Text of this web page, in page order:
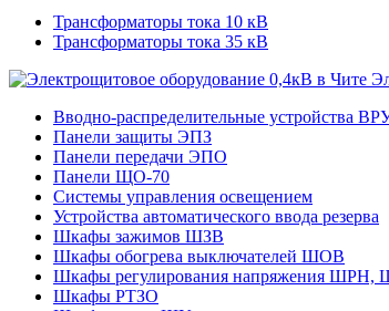
Трансформаторы тока 10 кВ
Трансформаторы тока 35 кВ
Вводно-распределительные устройства
Панели защиты ЭПЗ
Панели передачи ЭПО
Панели ЩО-70
Системы управления освещением
Устройства автоматического ввода резерва
Шкафы зажимов ШЗВ
Шкафы обогрева выключателей ШОВ
Шкафы регулирования напряжения
Шкафы РТЗО